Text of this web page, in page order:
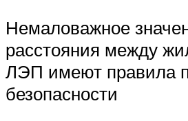
Немаловажное
расстояния между
ЛЭП имеют правила
безопасности